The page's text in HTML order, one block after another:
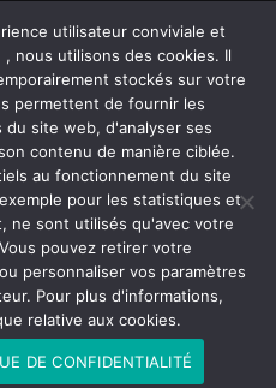
X
(Twitter)
Instagram
DE NOUS
CONTACTEZ-NOUS
D’UTILISATION (CGU)
Tous droits réservés.
utilisateur conviviale et
nous utilisons des cookies. Il
stockés sur votre
permettent de fournir les
site web, d'analyser ses
contenu de manière ciblée.
au fonctionnement du site
pour les statistiques et
ne sont utilisés qu'avec votre
pouvez retirer votre
personnaliser vos paramètres
Pour plus d'informations,
relative aux cookies.
DE CONFIDENTIALITÉ